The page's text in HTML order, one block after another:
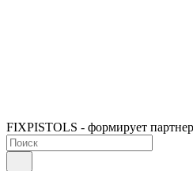
FIXPISTOLS - формирует